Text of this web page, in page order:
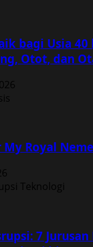
bagi Usia 40
Otot, dan
Royal
7